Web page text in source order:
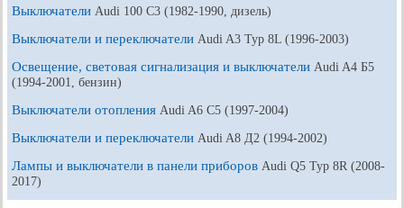
Выключатели Audi 100 С3 (1982-1990, дизель)
Выключатели и переключатели Audi A3 Typ 8L (1996-2003)
Освещение, световая сигнализация и выключатели Audi A4 Б5
(1994-2001, бензин)
Выключатели отопления Audi A6 С5 (1997-2004)
Выключатели и переключатели Audi A8 Д2 (1994-2002)
Лампы и выключатели в панели приборов Audi Q5 Typ 8R (2008-
2017)